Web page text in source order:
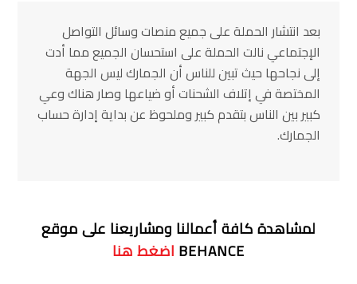
بعد انتشار الحملة على جميع منصات وسائل التواصل
الإجتماعي نالت الحملة على استحسان الجميع مما أدت
إلى نجاحها حيث تبين للناس أن الجمارك ليس الجهة
المختصة في إتلاف الشحنات أو ضياعها وصار هناك وعي
كبير بين الناس بتقدم كبير وملحوظ عن بداية إدارة حساب
الجمارك.
لمشاهدة كافة أعمالنا ومشاريعنا على موقع
BEHANCE اضغط هنا